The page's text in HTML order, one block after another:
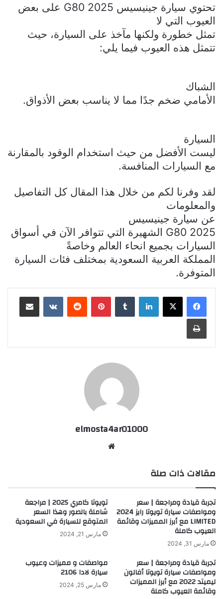
تحتوي سيارة جينيسيس G80 2025 على بعض
العيوب التي لا
تمثل خطورة ولكنها مآخذ على السيارة، حيث
تتمثل هذه العيوب فيما يلي:
الشباك
الأمامي ضخم جدًا مما لا يناسب بعض الأذواق.
السيارة
ليست الأفضل من حيث استخدام الوقود بالمقارنة
مع السيارات المنافسة.
لقد وفرنا لكم من خلال هذا المقال كل التفاصيل
والمعلومات
عن سيارة جينيسيس
G80 2025 الشهيرة التي تتوافر الآن في أسواق
السيارات بجميع انحاء العالم وخاصةً
المملكة العربية السعودية بمختلف فئات السيارة
المتوفرة.
لينكدإن بينتيريست مشاركة عبر البريد
طباعة
elmosta4ar01000
مقالات ذات صلة
تجربة قيادة ومراجعة | سعر
ومواصفات سيارة تويوتا رايز 2024
LIMITED مع أبرز المميزات وقائمة
العيوب كاملة
مارس 31, 2024
تويوتا كامري 2025 | مراجعة
شاملة بالصور وهذا السعر
المتوقع للسيارة في السعودية
مارس 21, 2024
تجربة قيادة ومراجعة | سعر
ومواصفات سيارة تويوتا أفالون
ليميتد 2022 مع أبرز المميزات
وقائمة العيوب كاملة
مواصفات و مميزات وعيوب
سيارة لادا 2106
مارس 25, 2024